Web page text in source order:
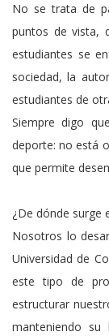
No se trata de
puntos de vista,
estudiantes se
sociedad, la
estudiantes de
Siempre digo
deporte: no está
que permite
¿De dónde surge
Nosotros lo
Universidad de
este tipo de
estructurar
manteniendo